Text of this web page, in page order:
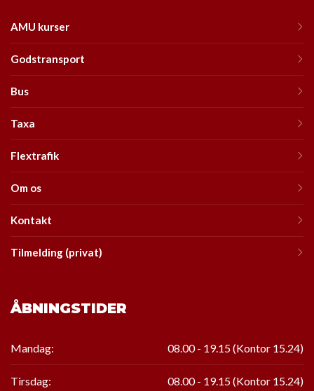
AMU kurser
Godstransport
Bus
Taxa
Flextrafik
Om os
Kontakt
Tilmelding (privat)
ÅBNINGSTIDER
Mandag: 08.00 - 19.15 (Kontor 15.24)
Tirsdag: 08.00 - 19.15(Kontor 15.24)